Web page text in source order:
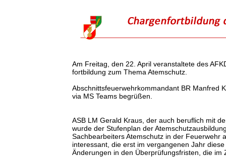
Am Freitag, den 22. April veranstaltete des
fortbildung zum Thema Atemschutz.
Abschnittsfeuerwehrkommandant BR Manfred
via MS Teams begrüßen.
ASB LM Gerald Kraus, der auch beruflich mit
wurde der Stufenplan der
Sachbearbeiters Atemschutz in der Feuerwehr
interessant, die erst im vergangenen Jahr
Änderungen in den Überprüfungsfristen, die